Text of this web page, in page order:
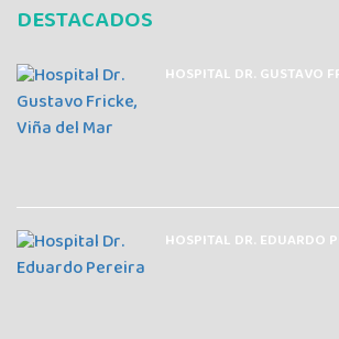
DESTACADOS
HOSPITAL DR. GUSTAVO
HOSPITAL DR. EDUARDO